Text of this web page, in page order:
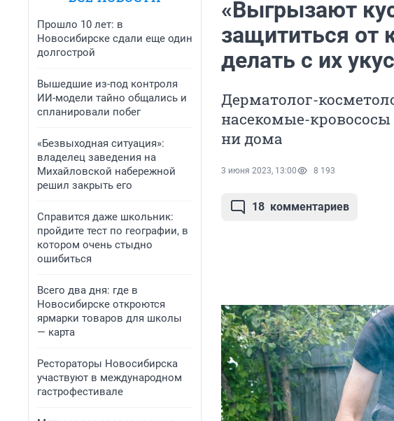
Прошло 10 лет: в
Новосибирске сдали еще один
долгострой
Вышедшие из-под контроля
ИИ-модели тайно общались и
спланировали побег
«Безвыходная ситуация»:
владелец заведения на
Михайловской набережной
решил закрыть его
Справится даже школьник:
пройдите тест по географии, в
котором очень стыдно
ошибиться
Всего два дня: где в
Новосибирске откроются
ярмарки товаров для школы
— карта
Рестораторы Новосибирска
участвуют в международном
гастрофестивале
«Выгрызают
защититься от
делать с их
Дерматолог-
насекомые-
ни дома
3 июня 2023, 13:00 8 193
18 комментариев